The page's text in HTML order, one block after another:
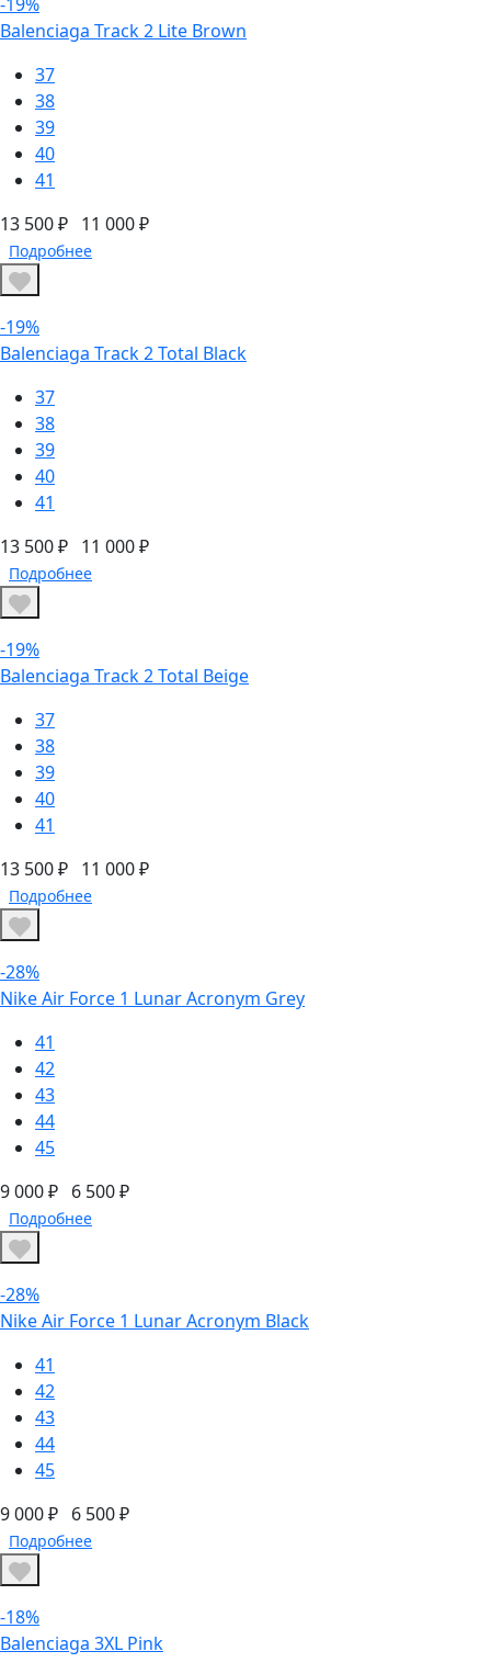
Balenciaga Track 2 Lite Brown
37
38
39
40
41
13 500 ₽ 11 000 ₽
Подробнее
-19%
Balenciaga Track 2 Total Black
37
38
39
40
41
13 500 ₽ 11 000 ₽
Подробнее
-19%
Balenciaga Track 2 Total Beige
37
38
39
40
41
13 500 ₽ 11 000 ₽
Подробнее
-28%
Nike Air Force 1 Lunar Acronym Grey
41
42
43
44
45
9 000 ₽ 6 500 ₽
Подробнее
-28%
Nike Air Force 1 Lunar Acronym Black
41
42
43
44
45
9 000 ₽ 6 500 ₽
Подробнее
-18%
Balenciaga 3XL Pink